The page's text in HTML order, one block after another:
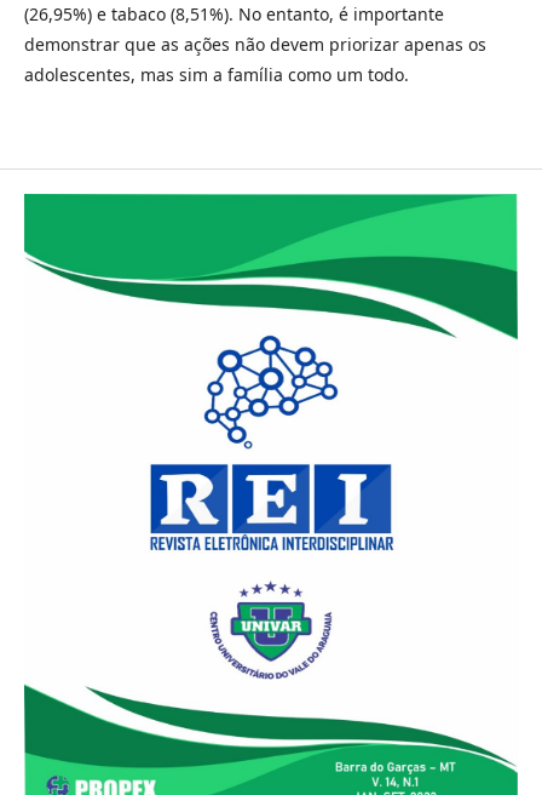
(26,95%) e tabaco (8,51%). No entanto, é importante
demonstrar que as ações não devem priorizar apenas os
adolescentes, mas sim a família como um todo.